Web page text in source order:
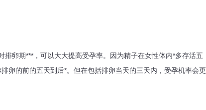
卵期***，可以大大提高受孕率。因为精子在女性体内*多存活五
卵的前的五天到后*。但在包括排卵当天的三天内，受孕机率会更